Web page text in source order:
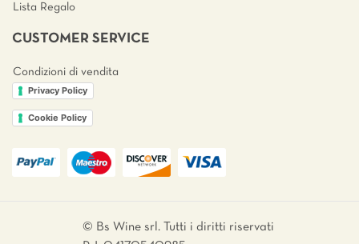
Lista Regalo
CUSTOMER SERVICE
Condizioni di vendita
Privacy Policy
Cookie Policy
© Bs Wine srl. Tutti i diritti riservati